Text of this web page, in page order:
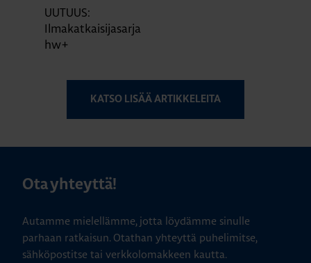
UUTUUS:
Ilmakatkaisijasarja
hw+
KATSO LISÄÄ ARTIKKELEITA
Ota yhteyttä!
Autamme mielellämme, jotta löydämme sinulle
parhaan ratkaisun. Otathan yhteyttä puhelimitse,
sähköpostitse tai verkkolomakkeen kautta.